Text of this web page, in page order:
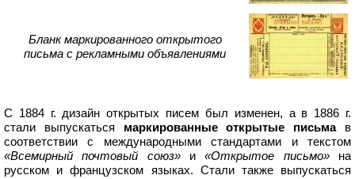
Бланк маркированного открытого
письма с рекламными объявлениями
С 1884 г. дизайн открытых писем был изменен, а в 1886 г.
стали выпускаться маркированные открытые письмав
соответствии с международными стандартами и текстом
«Всемирный почтовый союз»и«Открытое письмо»на
русском и французском языках. Стали также выпускаться